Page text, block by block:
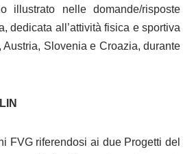
illustrato nelle domande/risposte
dedicata all’attività fisica e sportiva
Slovenia e Croazia, durante
FVG riferendosi ai due Progetti del